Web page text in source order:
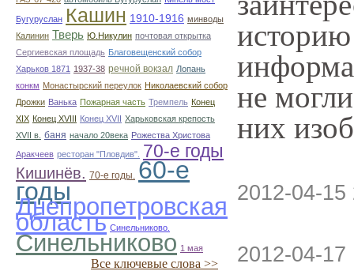
Бугуруслан Кашин 1910-1916 минводы
Калинин Тверь Ю.Никулин почтовая открытка
Сергиевская площадь Благовещенский собор
Харьков 1871 1937-38 речной вокзал Лопань
конкм Монастырский переулок Николаевский собор
Дрожки Ванька Пожарная часть Тремпель Конец
XIX Конец XVIII Конец XVII Харьковская крепость
XVII в. баня начало 20века Рожества Христова
Аракчеев ресторан "Пловдив". 70-е годы
Кишинёв. 70-е годы. 60-е
годы
Днепропетровская
область Синельниково.
Синельниково 1 мая
Все ключевые слова >>
не
них
2012-04-15
2012-04-17